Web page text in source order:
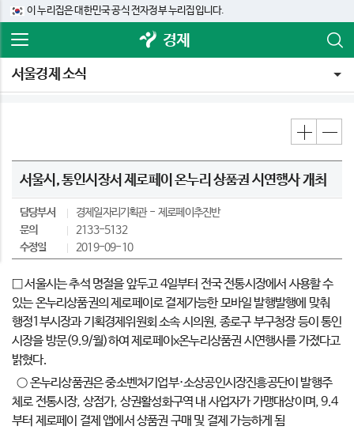
이 누리집은 대한민국 공식 전자정부 누리집입니다.
경제
서울경제 소식
서울시, 통인시장서 제로페이 온누리 상품권 시연행사 개최
담당부서 경제일자리기획관
제로페이추진반
문의
2133-5132
수정일
2019-09-10
□ 서울시는 추석 명절을 앞두고 4일부터 전국 전통시장에서 사용할 수
있는 온누리상품권의 제로페이로 결제가능한 모바일 발행발행에 맞춰
행정1부시장과 기획경제위원회 소속 시의원, 종로구 부구청장 등이 통인
시장을 방문(9.9/월)하여 제로페이x온누리상품권 시연행사를 가졌다고
밝혔다.
○ 온누리상품권은 중소벤처기업부·소상공인시장진흥공단이 발행주
체로 전통시장, 상점가, 상권활성화구역 내 사업자가 가맹대상이며, 9.4
부터 제로페이 결제 앱에서 상품권 구매 및 결제 가능하게 됨